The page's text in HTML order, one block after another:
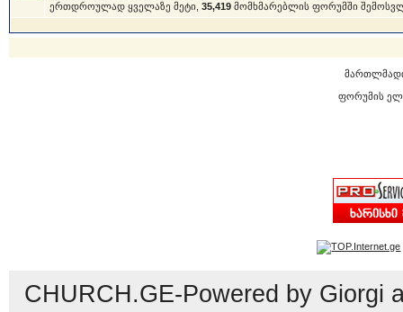
ერთდროულად ყველაზე მეტი, 35,419მომხმარებლის ფორუმში
ფორუმის
CHURCH.GE-Powered by Giorgi